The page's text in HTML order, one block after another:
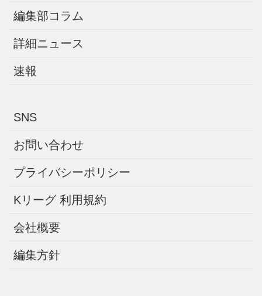
編集部コラム
詳細ニュース
速報
SNS
お問い合わせ
プライバシーポリシー
Kリーグ 利用規約
会社概要
編集方針